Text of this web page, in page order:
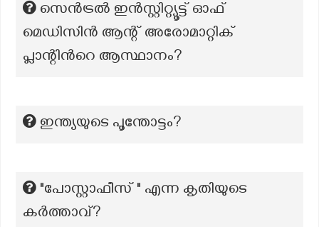
സെൻട്രൽ ഇൻസ്റ്റിറ്റ്യൂട്ട് ഓഫ്
മെഡിസിൻ ആന്റ് അരോമാറ്റിക്
പ്ലാന്റിന്‍റെ ആസ്ഥാനം?
ഇന്ത്യയുടെ പൂന്തോട്ടം?
"പോസ്റ്റാഫീസ് " എന്ന കൃതിയുടെ
കർത്താവ്?